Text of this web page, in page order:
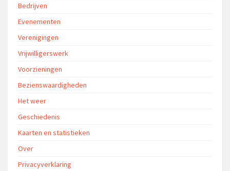
Bedrijven
Evenementen
Verenigingen
Vrijwilligerswerk
Voorzieningen
Bezienswaardigheden
Het weer
Geschiedenis
Kaarten en statistieken
Over
Privacyverklaring